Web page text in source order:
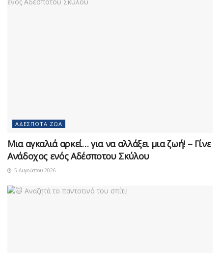
ΑΔΈΣΠΟΤΑ ΖΏΑ
Μια αγκαλιά αρκεί… για να αλλάξει μια ζωή! – Γίνε
Ανάδοχος ενός Αδέσποτου Σκύλου
5 Αυγούστου 2026